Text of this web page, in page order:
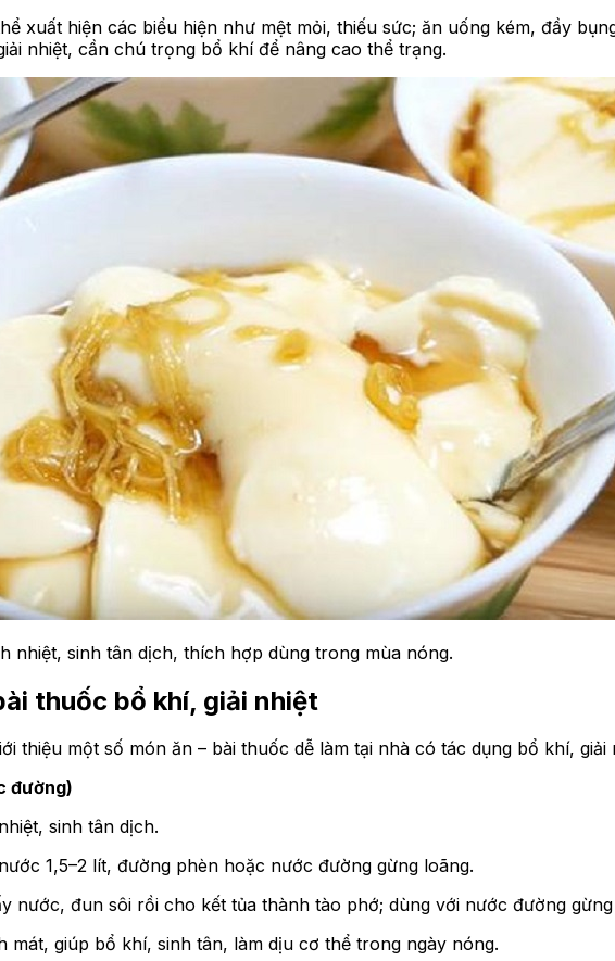
xuất hiện các biểu hiện như mệt mỏi, thiếu sức; ăn uống kém, đầy
nhiệt, cần chú trọng bổ khí để nâng cao thể trạng.
nhiệt, sinh tân dịch, thích hợp dùng trong mùa nóng.
thuốc bổ khí, giải nhiệt
thiệu một số món ăn – bài thuốc dễ làm tại nhà có tác dụng bổ khí,
đường)
sinh tân dịch.
1,5–2 lít, đường phèn hoặc nước đường gừng loãng.
nước, đun sôi rồi cho kết tủa thành tào phớ; dùng với nước đường
giúp bổ khí, sinh tân, làm dịu cơ thể trong ngày nóng.